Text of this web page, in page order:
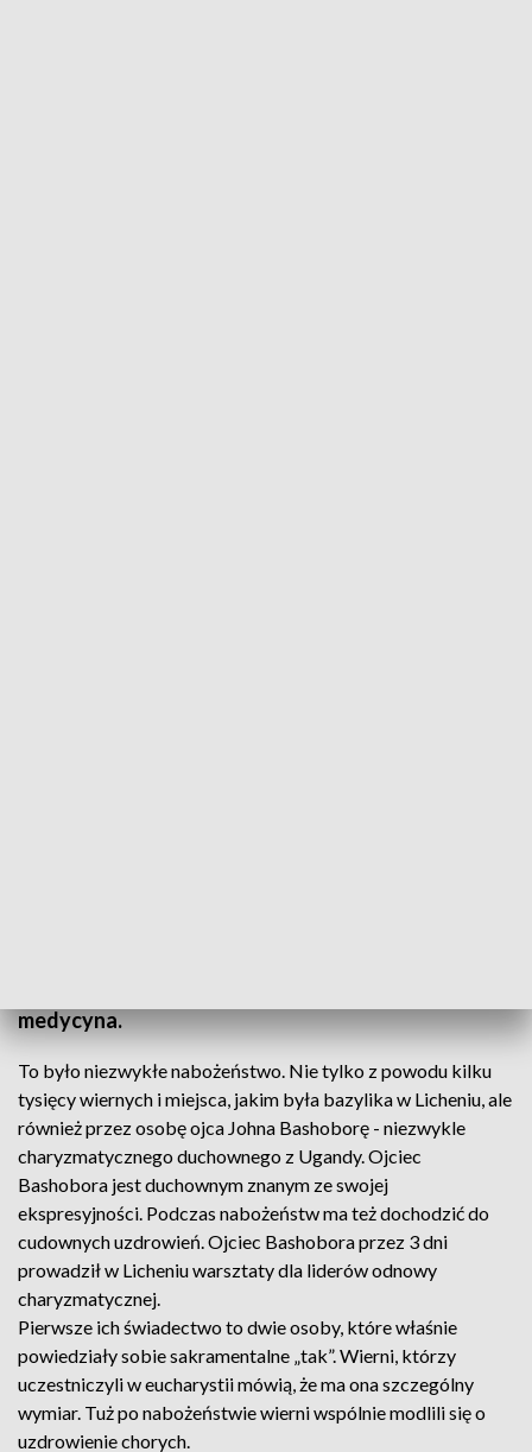
medycyna.
To było niezwykłe nabożeństwo. Nie tylko z powodu kilku
tysięcy wiernych i miejsca, jakim była bazylika w Licheniu, ale
również przez osobę ojca Johna Bashoborę - niezwykle
charyzmatycznego duchownego z Ugandy. Ojciec
Bashobora jest duchownym znanym ze swojej
ekspresyjności. Podczas nabożeństw ma też dochodzić do
cudownych uzdrowień. Ojciec Bashobora przez 3 dni
prowadził w Licheniu warsztaty dla liderów odnowy
charyzmatycznej.
Pierwsze ich świadectwo to dwie osoby, które właśnie
powiedziały sobie sakramentalne „tak”. Wierni, którzy
uczestniczyli w eucharystii mówią, że ma ona szczególny
wymiar. Tuż po nabożeństwie wierni wspólnie modlili się o
uzdrowienie chorych.